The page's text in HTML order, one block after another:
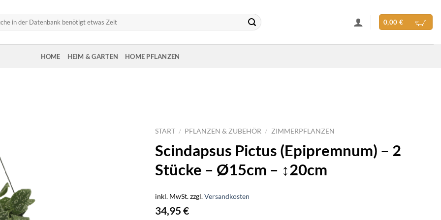
0,00 €
HOME HEIM & GARTEN HOME PFLANZEN
START / PFLANZEN & ZUBEHÖR / ZIMMERPFLANZEN
Scindapsus Pictus (Epipremnum) – 2
Stücke – Ø15cm – ↕20cm
inkl. MwSt.zzgl.Versandkosten
34,95€